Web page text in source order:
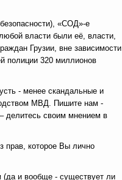
«СОД»-е
власти были её, власти,
Грузии, вне зависимости
полиции 320 миллионов
- менее скандальные и
МВД. Пишите нам -
своим мнением в
прав, которое Вы лично
(да и вообще - существует ли